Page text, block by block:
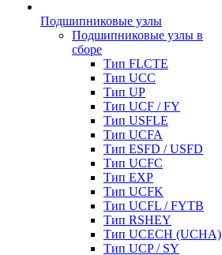
Подшипниковые узлы
Подшипниковые узлы в
сборе
Тип FLCTE
Тип UCC
Тип UP
Тип UCF / FY
Тип USFLE
Тип UCFA
Тип ESFD / USFD
Тип UCFC
Тип EXP
Тип UCFK
Тип UCFL / FYTB
Тип RSHEY
Тип UCECH (UCHA)
Тип UCP / SY